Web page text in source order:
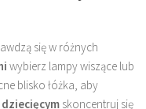
się w różnych
wybierz lampy wiszące lub
blisko łóżka, aby
skoncentruj się